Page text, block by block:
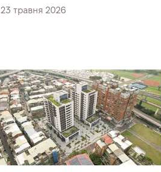
23 травня 2026